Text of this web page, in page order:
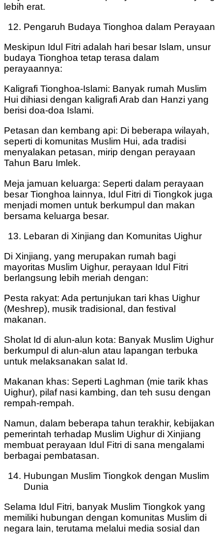
lebih erat.
Pengaruh Budaya Tionghoa dalam Perayaan
Meskipun Idul Fitri adalah hari besar Islam, unsur
budaya Tionghoa tetap terasa dalam
perayaannya:
Kaligrafi Tionghoa-Islami: Banyak rumah Muslim
Hui dihiasi dengan kaligrafi Arab dan Hanzi yang
berisi doa-doa Islami.
Petasan dan kembang api: Di beberapa wilayah,
seperti di komunitas Muslim Hui, ada tradisi
menyalakan petasan, mirip dengan perayaan
Tahun Baru Imlek.
Meja jamuan keluarga: Seperti dalam perayaan
besar Tionghoa lainnya, Idul Fitri di Tiongkok juga
menjadi momen untuk berkumpul dan makan
bersama keluarga besar.
Lebaran di Xinjiang dan Komunitas Uighur
Di Xinjiang, yang merupakan rumah bagi
mayoritas Muslim Uighur, perayaan Idul Fitri
berlangsung lebih meriah dengan:
Pesta rakyat: Ada pertunjukan tari khas Uighur
(Meshrep), musik tradisional, dan festival
makanan.
Sholat Id di alun-alun kota: Banyak Muslim Uighur
berkumpul di alun-alun atau lapangan terbuka
untuk melaksanakan salat Id.
Makanan khas: Seperti Laghman (mie tarik khas
Uighur), pilaf nasi kambing, dan teh susu dengan
rempah-rempah.
Namun, dalam beberapa tahun terakhir, kebijakan
pemerintah terhadap Muslim Uighur di Xinjiang
membuat perayaan Idul Fitri di sana mengalami
berbagai pembatasan.
Hubungan Muslim Tiongkok dengan Muslim
Dunia
Selama Idul Fitri, banyak Muslim Tiongkok yang
memiliki hubungan dengan komunitas Muslim di
negara lain, terutama melalui media sosial dan